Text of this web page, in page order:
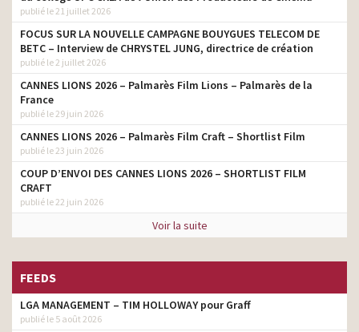
publié le 21 juillet 2026
FOCUS SUR LA NOUVELLE CAMPAGNE BOUYGUES TELECOM DE
BETC – Interview de CHRYSTEL JUNG, directrice de création
publié le 2 juillet 2026
CANNES LIONS 2026 – Palmarès Film Lions – Palmarès de la
France
publié le 29 juin 2026
CANNES LIONS 2026 – Palmarès Film Craft – Shortlist Film
publié le 23 juin 2026
COUP D’ENVOI DES CANNES LIONS 2026 – SHORTLIST FILM
CRAFT
publié le 22 juin 2026
Voir la suite
FEEDS
LGA MANAGEMENT – TIM HOLLOWAY pour Graff
publié le 5 août 2026